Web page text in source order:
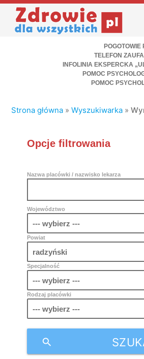
TELEFON
INFOLINIA EKSPERCKA
POMOC
POMOC
Strona główna »Wyszukiwarka »
Opcje filtrowania
Nazwa placówki / nazwisko lekarza
Województwo
Powiat
Specjalność
Rodzaj placówki
search